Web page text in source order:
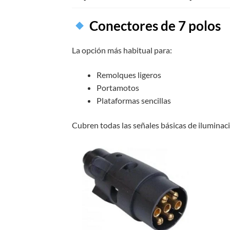
Conectores de 7 polos
La opción más habitual para:
Remolques ligeros
Portamotos
Plataformas sencillas
Cubren todas las señales básicas de